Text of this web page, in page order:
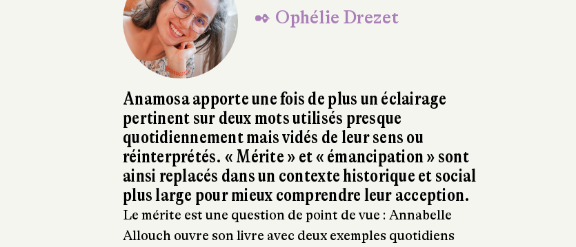
✒ Ophélie Drezet
Anamosa apporte une fois de plus un éclairage
pertinent sur deux mots utilisés presque
quotidiennement mais vidés de leur sens ou
réinterprétés. « Mérite » et « émancipation » sont
ainsi replacés dans un contexte historique et social
plus large pour mieux comprendre leur acception.
Le mérite est une question de point de vue : Annabelle
Allouch ouvre son livre avec deux exemples quotidiens